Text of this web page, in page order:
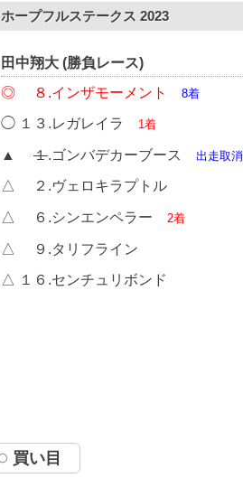
ホープフルステークス 2023
田中翔大 (勝負レース)
◎ ８.インザモーメント 8着
◯ １３.レガレイラ 1着
▲ １.ゴンバデカーブース 出走取消
△ ２.ヴェロキラプトル
△ ６.シンエンペラー 2着
△ ９.タリフライン
△ １６.センチュリボンド
買い目